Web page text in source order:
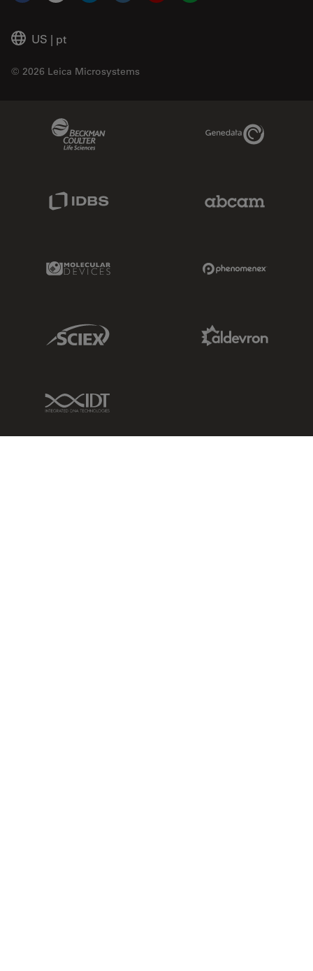
US | pt
© 2026 Leica Microsystems
Genedata Link
IDBS Link
Molecular Devices Link
Sciex Link
IDT Link